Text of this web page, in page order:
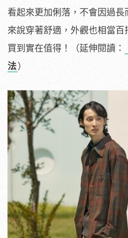
看起來更加俐落，不會因過
來說穿著舒適，外觀也相當百
買到實在值得！（延伸閱讀：
法）